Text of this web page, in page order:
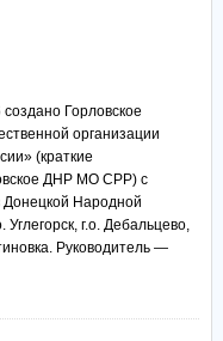
Горловское
организации
(краткие
ДНР МО СРР) с
Донецкой Народной
Углегорск, г.о. Дебальцево,
Руководитель —